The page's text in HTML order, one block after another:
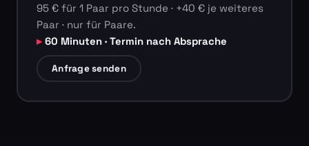
95 € für 1 Paar pro Stunde · +40 € je weiteres
Paar · nur für Paare.
60 Minuten · Termin nach Absprache
Anfrage senden